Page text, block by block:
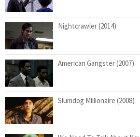
Nightcrawler (2014)
American Gangster (2007)
Slumdog Millionaire (2008)